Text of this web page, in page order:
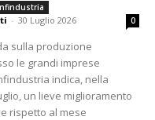
- 30 Luglio 2026 0
sulla produzione
le grandi imprese
indica, nella
un lieve miglioramento
rispetto al mese